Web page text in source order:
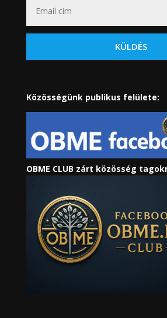
KÜLDÉS
Közösségünk publikus felülete:
OBME CLUB zárt közösség